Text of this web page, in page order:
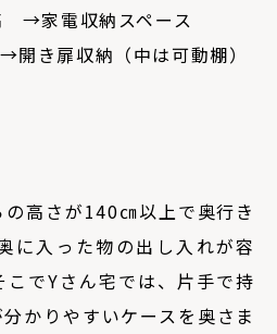
→家電収納スペース
き扉収納（中は可動棚）
高さが140㎝以上で奥行き
に入った物の出し入れが容
でYさん宅では、 片手で持
かりやすいケースを奥さま